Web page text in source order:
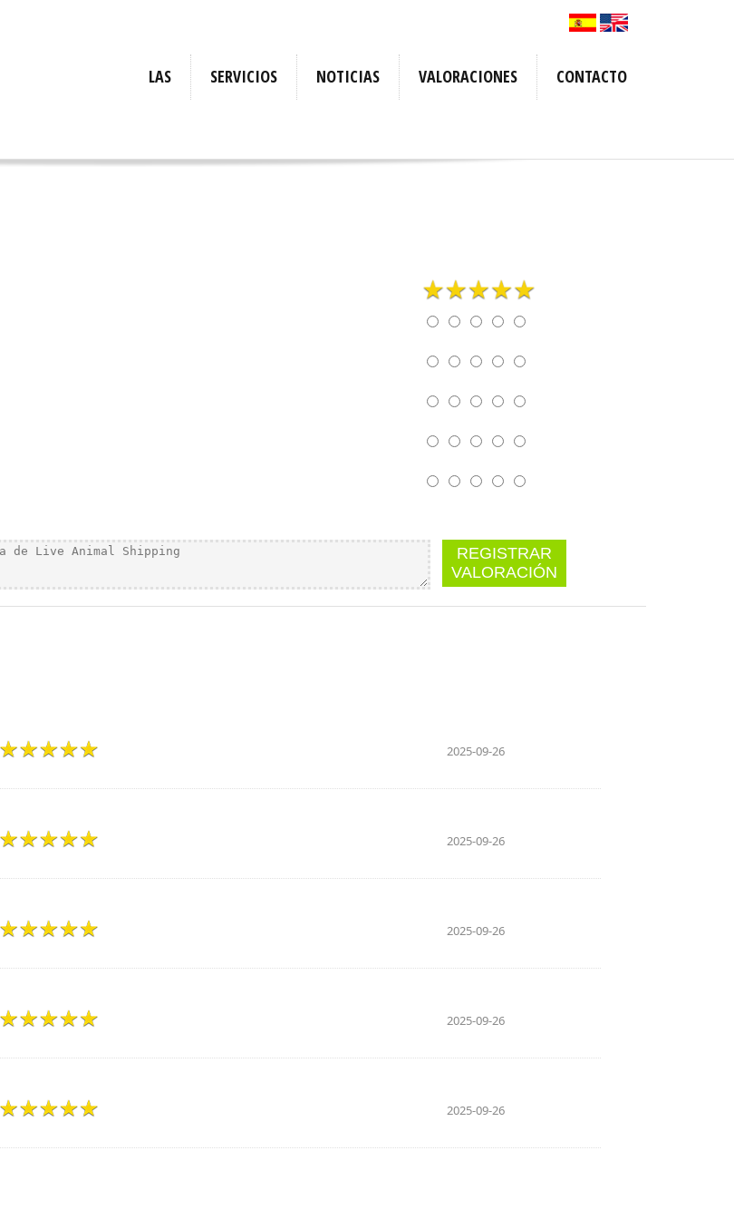
LAS SERVICIOS
Indicaciones
NOTICIAS VALORACIONES CONTACTO
REGISTRAR
VALORACIÓN
2025-09-26
2025-09-26
2025-09-26
2025-09-26
2025-09-26